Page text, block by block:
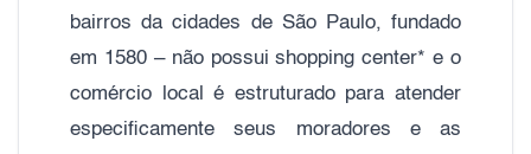
bairros da cidades de São Paulo, fundado
em 1580 – não possui shopping center* e o
comércio local é estruturado para atender
especificamente seus moradores e as